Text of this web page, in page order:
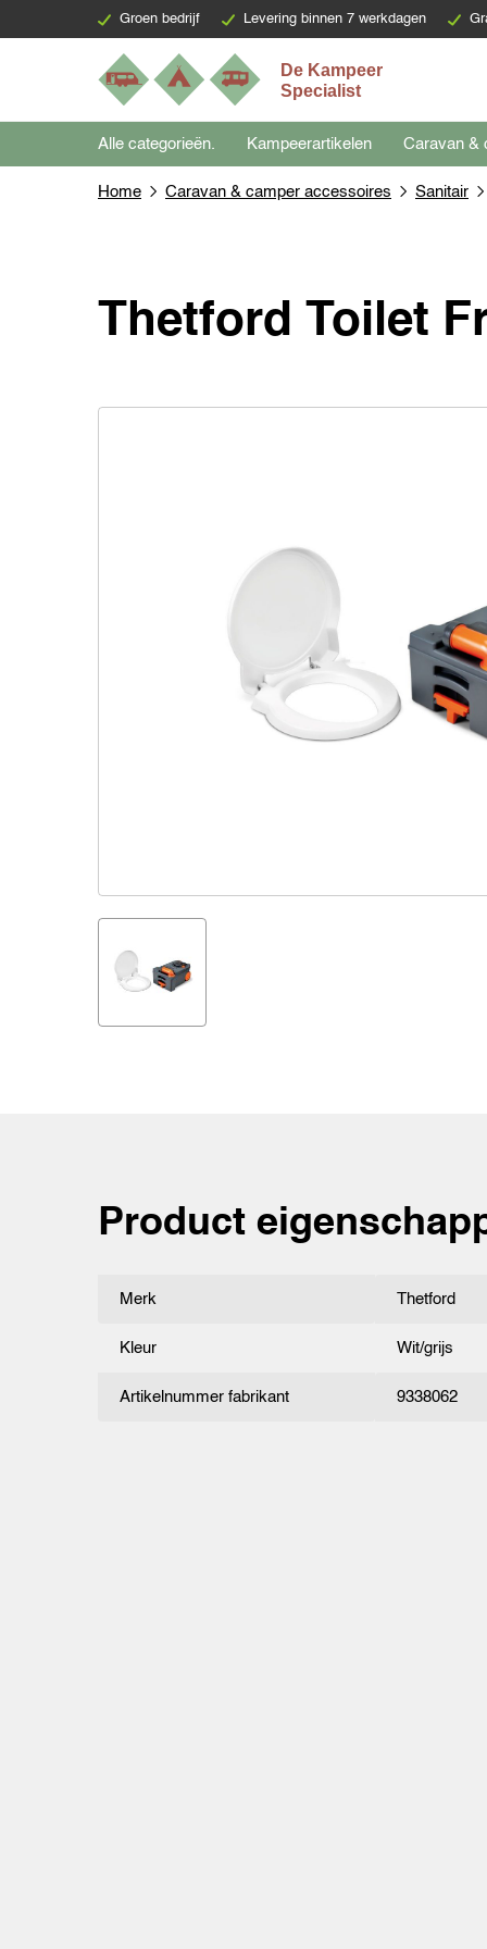
Groen bedrijf Levering binnen 7 werkdagen
Alle categorieën. Kampeerartikelen Caravan &
Home Caravan & camper accessoires Sanitair
Thetford Toilet
Product
Merk Thetford
Kleur Wit/grijs
Artikelnummer fabrikant 9338062